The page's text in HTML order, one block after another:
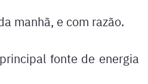
manhã, e com razão.
fonte de energia